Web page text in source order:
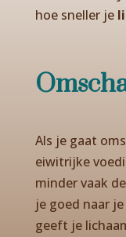
hoe sneller je
Als je gaat
eiwitrijke
minder vaak
je goed naar
geeft je